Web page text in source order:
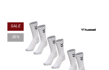
SALE
-50%